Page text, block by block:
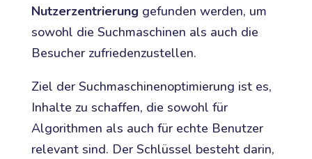
Nutzerzentrierung gefunden werden, um
sowohl die Suchmaschinen als auch die
Besucher zufriedenzustellen.
Ziel der Suchmaschinenoptimierung ist es,
Inhalte zu schaffen, die sowohl für
Algorithmen als auch für echte Benutzer
relevant sind. Der Schlüssel besteht darin,